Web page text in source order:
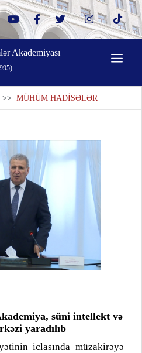
Akademiyası
>> MÜHÜM HADİSƏLƏR
süni intellekt və
yaradılıb
iclasında müzakirəyə